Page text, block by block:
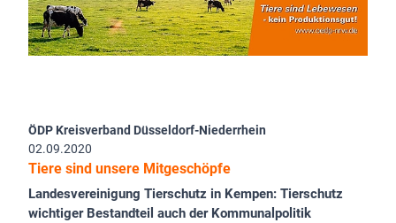
ÖDP Kreisverband Düsseldorf-Niederrhein
02.09.2020
Tiere sind unsere Mitgeschöpfe
Landesvereinigung Tierschutz in Kempen: Tierschutz
wichtiger Bestandteil auch der Kommunalpolitik